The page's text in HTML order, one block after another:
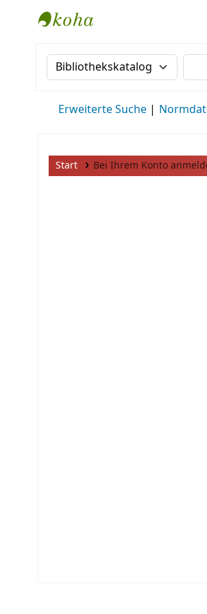
Suche im Katalog nach:
Erweiterte Suche
Start Bei Ihrem Konto